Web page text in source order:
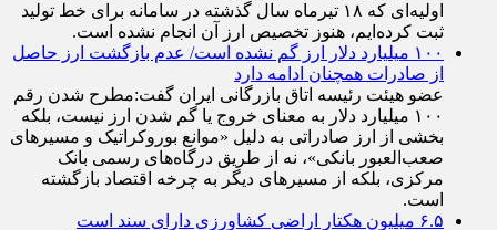
اولیه‌ای که ۱۸ تیرماه سال گذشته در سامانه برای خط تولید
ثبت کرده‌ایم، هنوز تخصیص ارز آن انجام نشده است.
۱۰۰ میلیارد دلار ارز گم نشده است/ عدم بازگشت ارز حاصل
از صادرات همچنان ادامه دارد
عضو هیئت رئیسه اتاق بازرگانی ایران گفت:مطرح شدن رقم
۱۰۰ میلیارد دلار به معنای خروج یا گم شدن ارز نیست، بلکه
بخشی از ارز صادراتی به دلیل «موانع بوروکراتیک و مسیر‌های
صعب‌العبور بانکی»، نه از طریق درگاه‌های رسمی بانک
مرکزی، بلکه از مسیر‌های دیگر به چرخه اقتصاد بازگشته
است.
۶.۵ میلیون هکتار اراضی کشاورزی دارای سند است